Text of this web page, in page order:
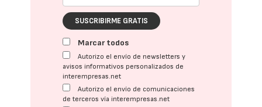
SUSCRIBIRME GRATIS
Marcar todos
Autorizo el envío de newsletters y
avisos informativos personalizados de
interempresas.net
Autorizo el envío de comunicaciones
de terceros vía interempresas.net